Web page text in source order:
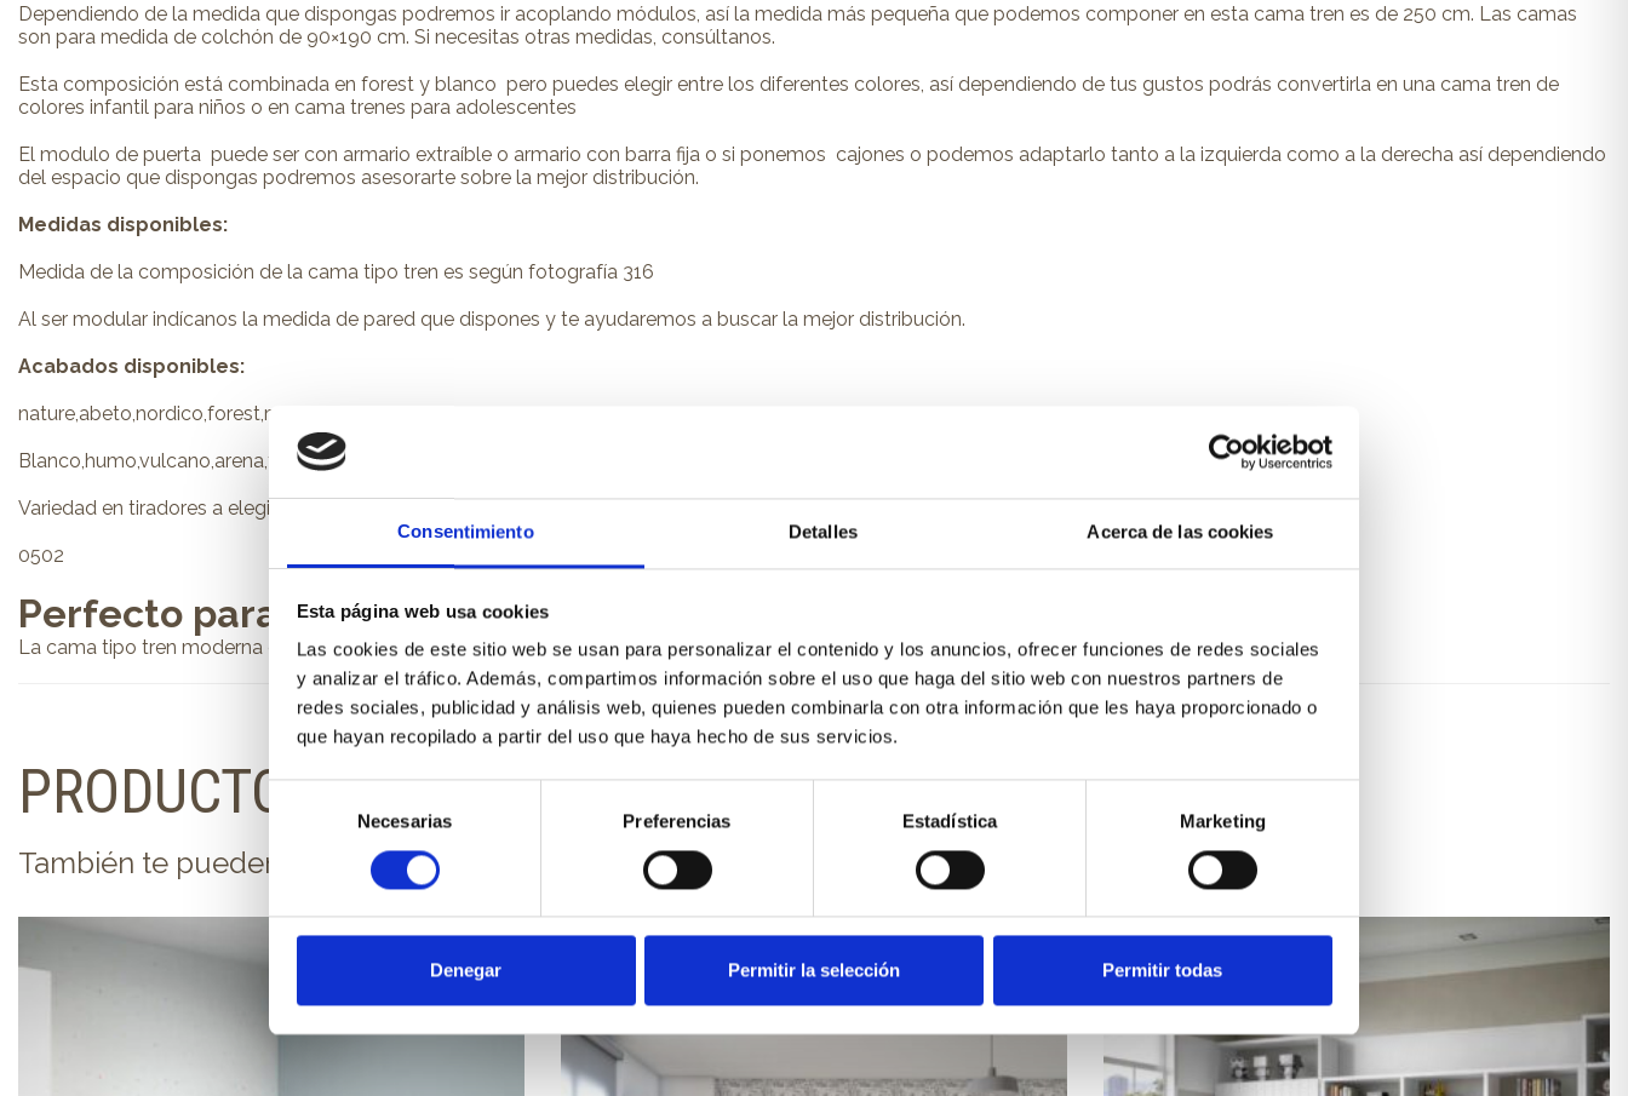
Consentimiento Detalles Acerca de las cookies
Esta página web usa cookies
Las cookies de este sitio web se usan para personalizar el contenido y los anuncios, ofrecer funciones de redes sociales
y analizar el tráfico. Además, compartimos información sobre el uso que haga del sitio web con nuestros partners de
redes sociales, publicidad y análisis web, quienes pueden combinarla con otra información que les haya proporcionado o
que hayan recopilado a partir del uso que haya hecho de sus servicios.
consentimiento
Necesarias Preferencias Estadística Marketing
Denegar Permitir la selección Permitir todas
Dependiendo de la medida que dispongas podremos ir acoplando módulos, así la medida más pequeña que podemos componer en esta cama tren es de 250 cm. Las camas
son para medida de colchón de 90×190 cm. Si necesitas otras medidas, consúltanos.
Esta composición está combinada en forest y blanco pero puedes elegir entre los diferentes colores, así dependiendo de tus gustos podrás convertirla en una cama tren de
colores infantil para niños o en cama trenes para adolescentes
El modulo de puerta puede ser con armario extraíble o armario con barra fija o si ponemos cajones o podemos adaptarlo tanto a la izquierda como a la derecha así dependiendo
del espacio que dispongas podremos asesorarte sobre la mejor distribución.
Medidas disponibles:
Medida de la composición de la cama tipo tren es según fotografía 316
Al ser modular indícanos la medida de pared que dispones y te ayudaremos a buscar la mejor distribución.
Acabados disponibles:
nature,abeto,nordico,forest,maya,valentina,noir
Blanco,humo,vulcano,arena,tórtora,nude,terracota,coral,rosa,mostaza,veronese,celeste,aqua,khaki,ivory
Variedad en tiradores a elegir.
0502
Perfecto para:
La cama tipo tren moderna es perfecta para una Habitación infantil que queremos decorar con diseño y capacidad.
PRODUCTOS RELACIONADOS
También te pueden interesar...